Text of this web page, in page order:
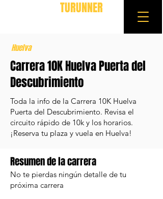
TURUNNER
Huelva
Carrera 10K Huelva Puerta del
Descubrimiento
Toda la info de la Carrera 10K Huelva
Puerta del Descubrimiento. Revisa el
circuito rápido de 10k y los horarios.
¡Reserva tu plaza y vuela en Huelva!
Resumen de la carrera
No te pierdas ningún detalle de tu
próxima carrera